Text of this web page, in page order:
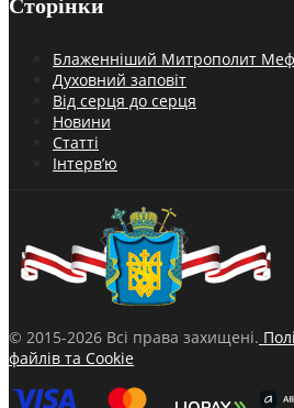
Сторінки
Блаженніший Митрополит
Духовний заповіт
Від серця до серця
Новини
Статті
Інтерв’ю
© 2015-2026 Всі права захищені.
файлів та Cookie